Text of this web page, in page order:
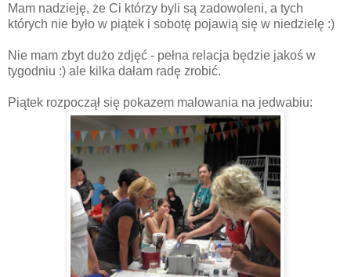
Mam nadzieję, że Ci którzy byli są zadowoleni, a tych
których nie było w piątek i sobotę pojawią się w niedzielę :)
Nie mam zbyt dużo zdjęć - pełna relacja będzie jakoś w
tygodniu :) ale kilka dałam radę zrobić.
Piątek rozpoczął się pokazem malowania na jedwabiu: